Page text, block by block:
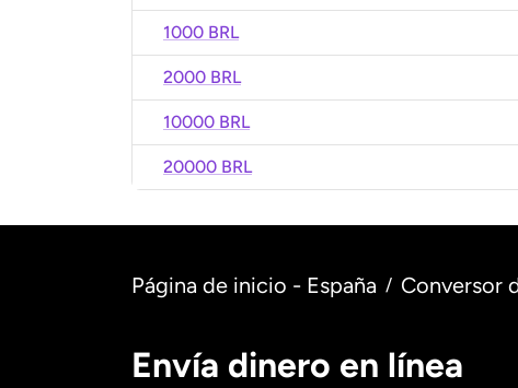
1000 BRL
2000 BRL
10000 BRL
20000 BRL
Página de inicio - España / Conversor
Envía dinero en línea